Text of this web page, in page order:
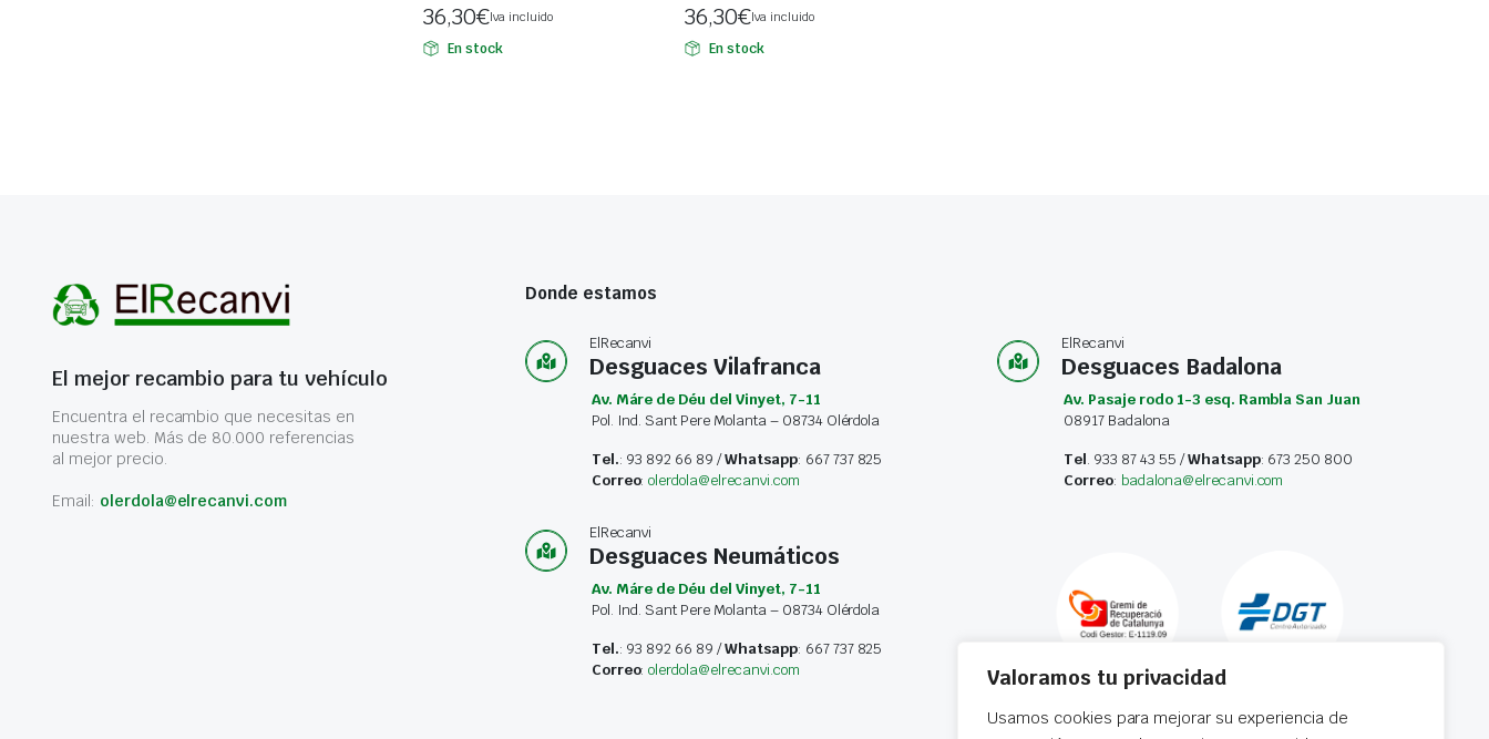
Valoramos tu privacidad
Usamos cookies para mejorar su experiencia de
36,30€Iva incluido
En stock
36,30€Iva incluido
En stock
El mejor recambio para tu vehículo
Encuentra el recambio que necesitas en
nuestra web. Más de 80.000 referencias
al mejor precio.
Email: olerdola@elrecanvi.com
Donde estamos
ElRecanvi
Desguaces Vilafranca
Av. Máre de Déu del Vinyet, 7-11
Pol. Ind. Sant Pere Molanta – 08734 Olérdola
Tel.: 93 892 66 89 /Whatsapp: 667 737 825
Correo:olerdola@elrecanvi.com
ElRecanvi
Desguaces Neumáticos
Av. Máre de Déu del Vinyet, 7-11
Pol. Ind. Sant Pere Molanta – 08734 Olérdola
Tel.: 93 892 66 89 /Whatsapp: 667 737 825
Correo:olerdola@elrecanvi.com
ElRecanvi
Desguaces Badalona
Av. Pasaje rodo 1-3 esq. Rambla San Juan
08917 Badalona
Tel. 933 87 43 55 /Whatsapp: 673 250 800
Correo: badalona@elrecanvi.com